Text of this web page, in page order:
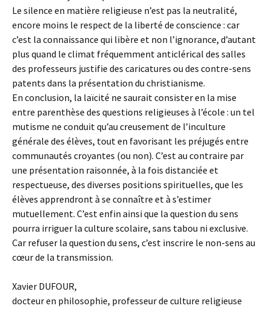
Le silence en matière religieuse n’est pas la neutralité,
encore moins le respect de la liberté de conscience : car
c’est la connaissance qui libère et non l’ignorance, d’autant
plus quand le climat fréquemment anticlérical des salles
des professeurs justifie des caricatures ou des contre-sens
patents dans la présentation du christianisme.
En conclusion, la laïcité ne saurait consister en la mise
entre parenthèse des questions religieuses à l’école : un tel
mutisme ne conduit qu’au creusement de l’inculture
générale des élèves, tout en favorisant les préjugés entre
communautés croyantes (ou non). C’est au contraire par
une présentation raisonnée, à la fois distanciée et
respectueuse, des diverses positions spirituelles, que les
élèves apprendront à se connaître et à s’estimer
mutuellement. C’est enfin ainsi que la question du sens
pourra irriguer la culture scolaire, sans tabou ni exclusive.
Car refuser la question du sens, c’est inscrire le non-sens au
cœur de la transmission.
Xavier DUFOUR,
docteur en philosophie, professeur de culture religieuse